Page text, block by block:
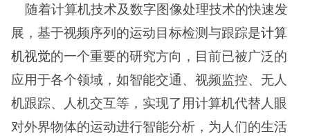
随着计算机技术及数字图像处理技术的快速发
展，基于视频序列的运动目标检测与跟踪是计算
机视觉的一个重要的研究方向，目前已被广泛的
应用于各个领域，如智能交通、视频监控、无人
机跟踪、人机交互等，实现了用计算机代替人眼
对外界物体的运动进行智能分析，为人们的生活